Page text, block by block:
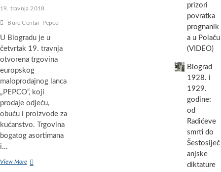
19. travnja 2018.
Bure Centar Pepco
U Biogradu je u
četvrtak 19. travnja
otvorena trgovina
europskog
maloprodajnog lanca
„PEPCO“, koji
prodaje odjeću,
obuću i proizvode za
kućanstvo. Trgovina
bogatog asortimana
i…
View MoreNOVO
prizori
povratka
prognanik
a u Polaču
(VIDEO)
Biograd
1928. i
1929.
godine:
od
Radićeve
smrti do
Šestosiječ
anjske
diktature